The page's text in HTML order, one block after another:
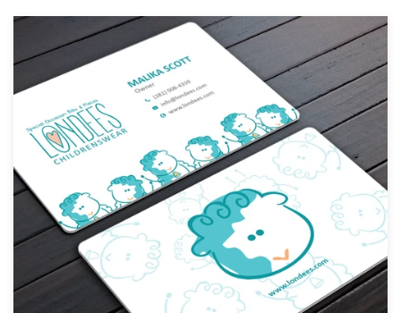
Devenez designer
Blog